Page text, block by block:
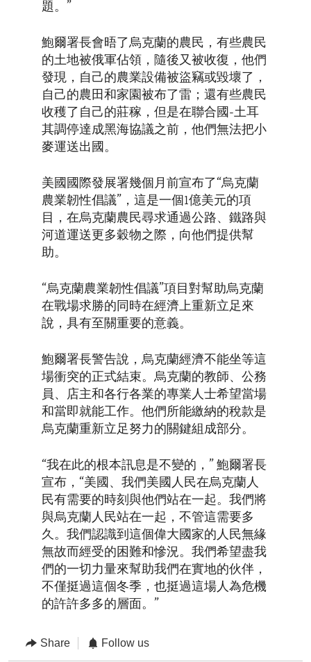
題。”
鮑爾署長會晤了烏克蘭的農民，有些農民
的土地被俄軍佔領，隨後又被收復，他們
發現，自己的農業設備被盜竊或毀壞了，
自己的農田和家園被布了雷；還有些農民
收穫了自己的莊稼，但是在聯合國-土耳
其調停達成黑海協議之前，他們無法把小
麥運送出國。
美國國際發展署幾個月前宣布了“烏克蘭
農業韌性倡議”，這是一個1億美元的項
目，在烏克蘭農民尋求通過公路、鐵路與
河道運送更多穀物之際，向他們提供幫
助。
“烏克蘭農業韌性倡議”項目對幫助烏克蘭
在戰場求勝的同時在經濟上重新立足來
說，具有至關重要的意義。
鮑爾署長警告說，烏克蘭經濟不能坐等這
場衝突的正式結束。烏克蘭的教師、公務
員、店主和各行各業的專業人士希望當場
和當即就能工作。他們所能繳納的稅款是
烏克蘭重新立足努力的關鍵組成部分。
“我在此的根本訊息是不變的，” 鮑爾署長
宣布，“美國、我們美國人民在烏克蘭人
民有需要的時刻與他們站在一起。我們將
與烏克蘭人民站在一起，不管這需要多
久。我們認識到這個偉大國家的人民無緣
無故而經受的困難和慘況。我們希望盡我
們的一切力量來幫助我們在實地的伙伴，
不僅挺過這個冬季，也挺過這場人為危機
的許許多多的層面。”
Share Follow us